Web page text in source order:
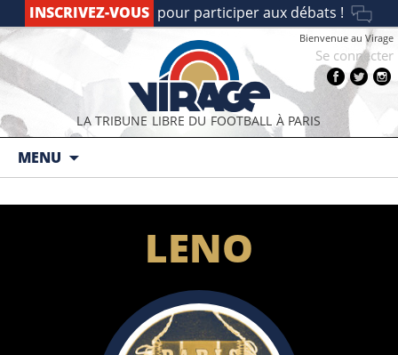
INSCRIVEZ-VOUS pour participer aux débats !
LA TRIBUNE LIBRE DU FOOTBALL À PARIS
Bienvenue au Virage
Se connecter
MENU
Aller au contenu principal
LENO